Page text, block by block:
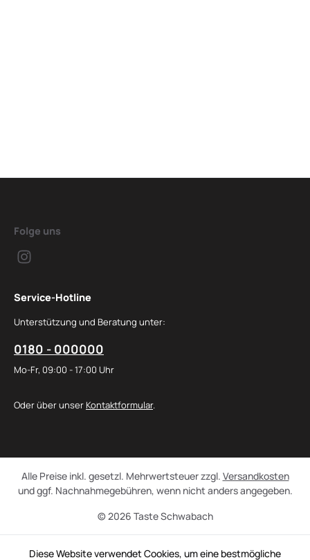
Folge uns
Service-Hotline
Unterstützung und Beratung unter:
0180 - 000000
Mo-Fr, 09:00 - 17:00 Uhr
Oder über unser Kontaktformular.
© 2026 Taste Schwabach
Alle Preise inkl. gesetzl. Mehrwertsteuer zzgl. Versandkosten
und ggf. Nachnahmegebühren, wenn nicht anders angegeben.
Diese Website verwendet Cookies, um eine bestmögliche